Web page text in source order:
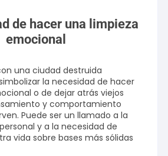
de hacer una limpieza
emocional
una ciudad destruida
la necesidad de hacer
o de dejar atrás viejos
y comportamiento
Puede ser un llamado a la
y a la necesidad de
vida sobre bases más sólidas